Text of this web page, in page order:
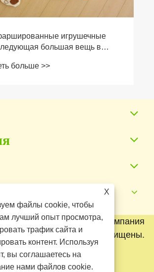
игрушечные
большая вещь в
больше >>
Баодин Юаньканская компания
игрушек. Все права защищены.
Sitemap RSS
X
файлы cookie, чтобы
лучший опыт просмотра,
трафик сайта и
контент. Используя
вы соглашаетесь на
нами файлов cookie.